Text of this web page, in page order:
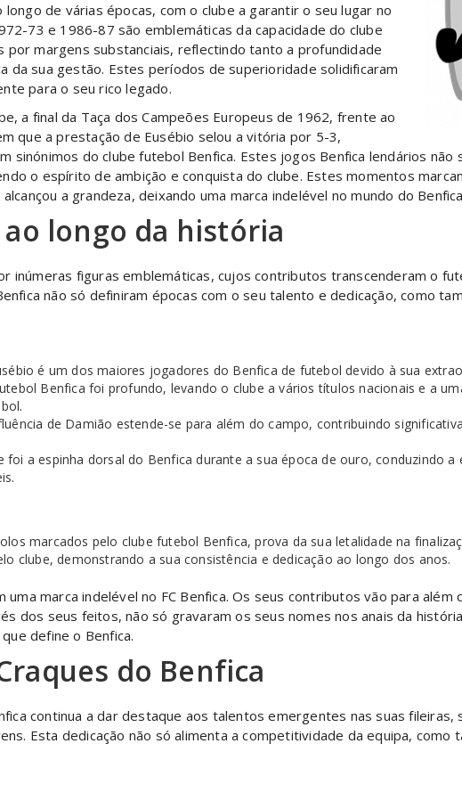
de várias épocas, com o clube a garantir o seu lugar no
73 e 1986-87 são emblemáticas da capacidade do clube
margens substanciais, reflectindo tanto a profundidade
da sua gestão. Estes períodos de superioridade solidificaram
para o seu rico legado.
a final da Taça dos Campeões Europeus de 1962, frente ao
que a prestação de Eusébio selou a vitória por 5-3,
sinónimos do clube futebol Benfica. Estes jogos Benfica lendários não
o espírito de ambição e conquista do clube. Estes momentos
a grandeza, deixando uma marca indelével no mundo do
longo da história
inúmeras figuras emblemáticas, cujos contributos transcenderam o
não só definiram épocas com o seu talento e dedicação, como
é um dos maiores jogadores do Benfica de futebol devido à sua
Benfica foi profundo, levando o clube a vários títulos nacionais e a
de Damião estende-se para além do campo, contribuindo
a espinha dorsal do Benfica durante a sua época de ouro, conduzindo a
marcados pelo clube futebol Benfica, prova da sua letalidade na
clube, demonstrando a sua consistência e dedicação ao longo dos anos.
marca indelével no FC Benfica. Os seus contributos vão para
dos seus feitos, não só gravaram os seus nomes nos anais da
define o Benfica.
do Benfica
continua a dar destaque aos talentos emergentes nas suas fileiras,
Esta dedicação não só alimenta a competitividade da equipa, como